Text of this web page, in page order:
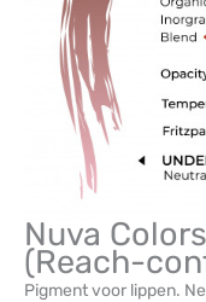
Nuva
(Reach-
Pigment voor lippen.